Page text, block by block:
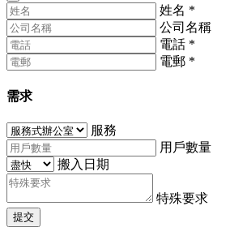
姓名 *
公司名稱
電話 *
電郵 *
需求
服務
用戶數量
搬入日期
特殊要求
提交